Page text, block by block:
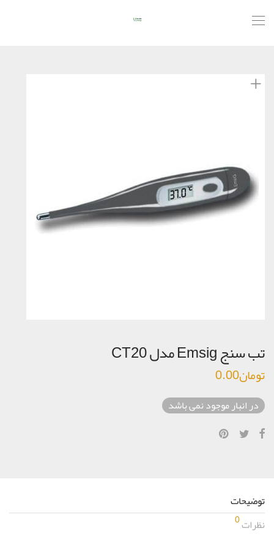
تب سنج Emsig مدل CT20
تومان0.00
در انبار موجود نمی باشد
توضیحات
نظرات0